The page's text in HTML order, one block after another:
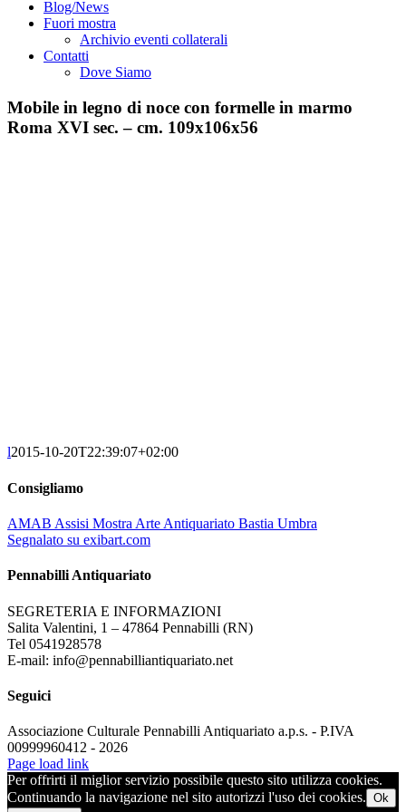
Blog/News
Fuori mostra
Archivio eventi collaterali
Contatti
Dove Siamo
Mobile in legno di noce con formelle in marmo
Roma XVI sec. – cm. 109x106x56
l2015-10-20T22:39:07+02:00
Consigliamo
AMAB Assisi Mostra Arte Antiquariato Bastia Umbra
Segnalato su exibart.com
Pennabilli Antiquariato
SEGRETERIA E INFORMAZIONI
Salita Valentini, 1 – 47864 Pennabilli (RN)
Tel 0541928578
E-mail: info@pennabilliantiquariato.net
Seguici
Associazione Culturale Pennabilli Antiquariato a.p.s. - P.IVA
00999960412 - 2026
Page load link
Per offrirti il miglior servizio possibile questo sito utilizza cookies.
Continuando la navigazione nel sito autorizzi l'uso dei cookies. Ok